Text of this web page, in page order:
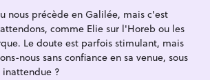
nous précède en Galilée, mais c'est
comme Elie sur l'Horeb ou les
Le doute est parfois stimulant, mais
nous sans confiance en sa venue, sous
inattendue ?